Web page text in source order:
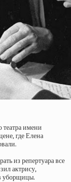
театра имени
где Елена
из репертуара все
актрису,
уборщицы.